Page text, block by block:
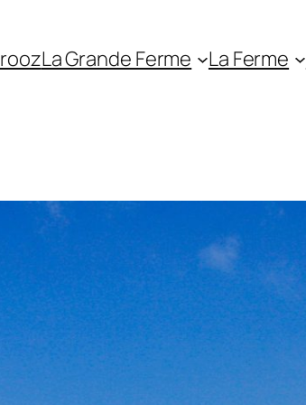
La Grande Ferme La Ferme